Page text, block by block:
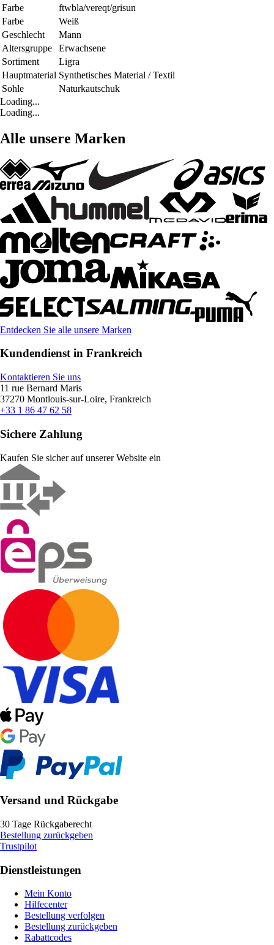
Farbe
ftwbla/vereqt/grisun
Farbe
Weiß
Geschlecht
Mann
Altersgruppe
Erwachsene
Sortiment
Ligra
Hauptmaterial Synthetisches Material / Textil
Sohle
Naturkautschuk
Loading...
Loading...
Alle unsere Marken
Entdecken Sie alle unsere Marken
Kundendienst in Frankreich
Kontaktieren Sie uns
11 rue Bernard Maris
37270 Montlouis-sur-Loire, Frankreich
+33 1 86 47 62 58
Sichere Zahlung
Kaufen Sie sicher auf unserer Website ein
Versand und Rückgabe
30 Tage Rückgaberecht
Bestellung zurückgeben
Trustpilot
Dienstleistungen
Mein Konto
Hilfecenter
Bestellung verfolgen
Bestellung zurückgeben
Rabattcodes